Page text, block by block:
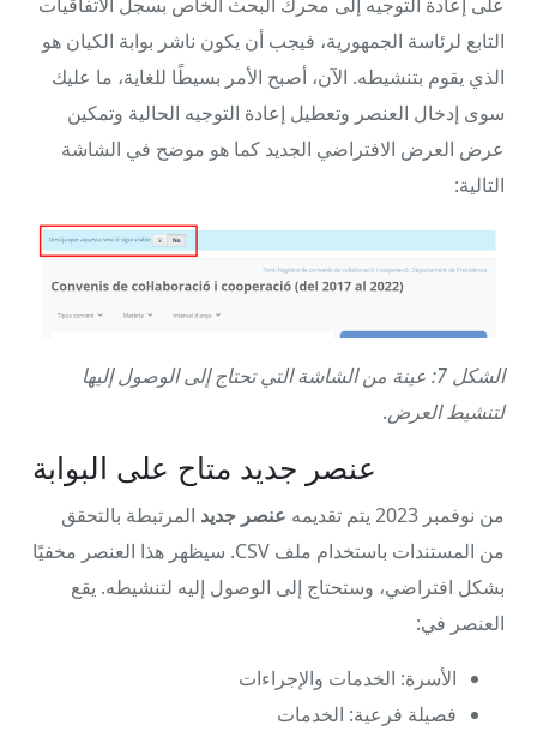
التابع لرئاسة الجمهورية، فيجب أن يكون ناشر بوابة الكيان هو
الذي يقوم بتنشيطه. الآن، أصبح الأمر بسيطًا للغاية، ما عليك
سوى إدخال العنصر وتعطيل إعادة التوجيه الحالية وتمكين
عرض العرض الافتراضي الجديد كما هو موضح في الشاشة
التالية:
الشكل 7: عينة من الشاشة التي تحتاج إلى الوصول إليها
لتنشيط العرض.
عنصر جديد متاح على البوابة
من نوفمبر 2023 يتم تقديمه عنصر جديد المرتبطة بالتحقق
من المستندات باستخدام ملف CSV. سيظهر هذا العنصر مخفيًا
بشكل افتراضي، وستحتاج إلى الوصول إليه لتنشيطه. يقع
العنصر في:
الأسرة: الخدمات والإجراءات
فصيلة فرعية: الخدمات